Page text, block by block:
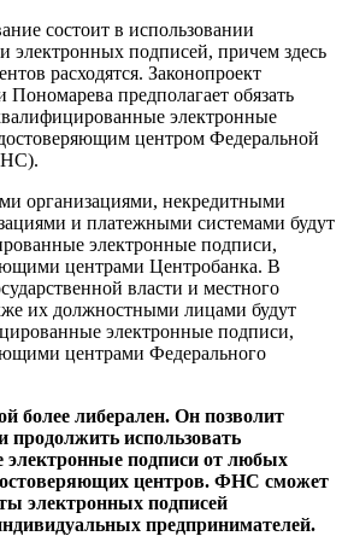
состоит в использовании
подписей, причем здесь
расходятся. Законопроект
Пономарева предполагает обязать
электронные
центром Федеральной
организациями, некредитными
и платежными системами будут
электронные подписи,
центрами Центробанка. В
власти и местного
их должностными лицами будут
электронные подписи,
центрами Федерального
более либерален. Он позволит
использовать
подписи от любых
центров. ФНС сможет
электронных подписей
предпринимателей.